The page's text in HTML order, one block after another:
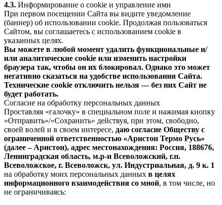
4.3. Информирование о cookie и управление ими
При первом посещении Сайта вы видите уведомление
(баннер) об использовании cookie. Продолжая пользоваться
Сайтом, вы соглашаетесь с использованием cookie в
указанных целях.
Вы можете в любой момент удалить функциональные и/
или аналитические cookie или изменить настройки
браузера так, чтобы он их блокировал. Однако это может
негативно сказаться на удобстве использования Сайта.
Технические cookie отключить нельзя — без них Сайт не
будет работать.
Согласие на обработку персональных данных
Проставляя «галочку» в специальном поле и нажимая кнопку
«Отправить»/«Сохранить» действуя, при этом, свободно,
своей волей и в своем интересе, даю согласие Обществу с
ограниченной ответственностью «Аристон Термо Русь»
(далее – Аристон), адрес местонахождения: Россия, 188676,
Ленинградская область, м.р-н Всеволожский, г.п.
Всеволожское, г. Всеволожск, ул. Индустриальная, д. 9 к. 1
на обработку моих персональных данных в целях
информационного взаимодействия со мной, в том числе, но
не ограничиваясь: